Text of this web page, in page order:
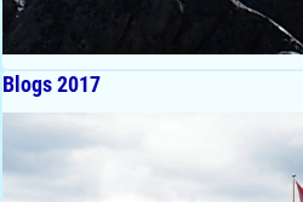
Blogs 2017